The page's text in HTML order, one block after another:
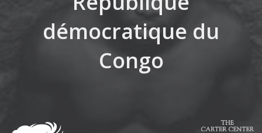
démocratique du
Congo